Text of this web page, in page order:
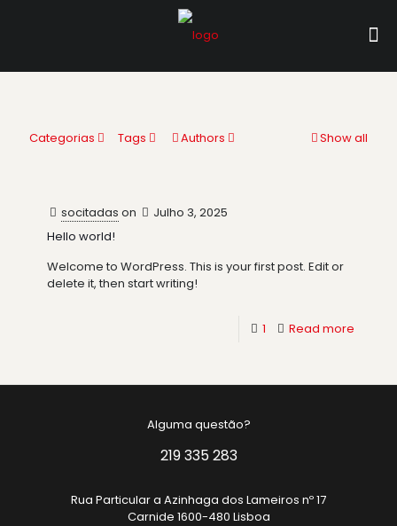
Categorias Tags Authors Show all
socitadas on
Julho 3, 2025
Hello world!
Welcome to WordPress. This is your first post. Edit or
delete it, then start writing!
1 Read more
Alguma questão?
219 335 283
Rua Particular a Azinhaga dos Lameiros nº 17
Carnide 1600-480 Lisboa